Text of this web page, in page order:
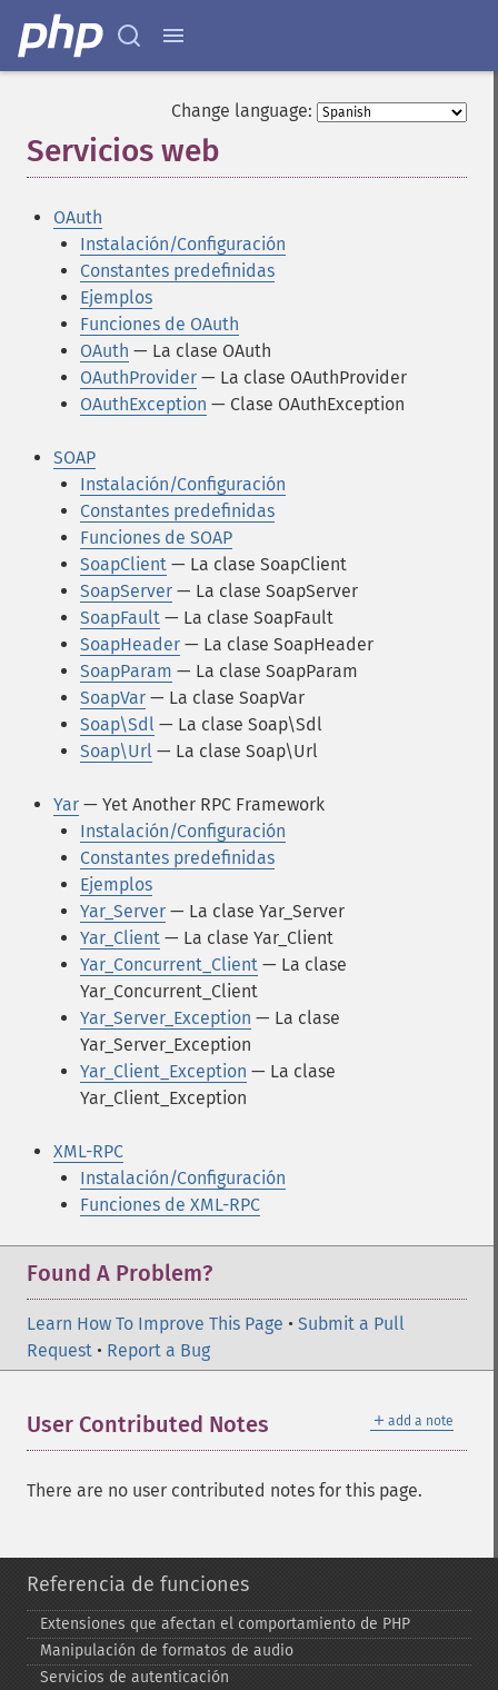
Change language:
Servicios web
OAuth
Instalación/Configuración
Constantes predefinidas
Ejemplos
Funciones de OAuth
OAuth — La clase OAuth
OAuthProvider — La clase OAuthProvider
OAuthException — Clase OAuthException
SOAP
Instalación/Configuración
Constantes predefinidas
Funciones de SOAP
SoapClient — La clase SoapClient
SoapServer — La clase SoapServer
SoapFault — La clase SoapFault
SoapHeader — La clase SoapHeader
SoapParam — La clase SoapParam
SoapVar — La clase SoapVar
Soap\Sdl — La clase Soap\Sdl
Soap\Url — La clase Soap\Url
Yar — Yet Another RPC Framework
Instalación/Configuración
Constantes predefinidas
Ejemplos
Yar_Server — La clase Yar_Server
Yar_Client — La clase Yar_Client
Yar_Concurrent_Client — La clase
Yar_Concurrent_Client
Yar_Server_Exception — La clase
Yar_Server_Exception
Yar_Client_Exception — La clase
Yar_Client_Exception
XML-RPC
Instalación/Configuración
Funciones de XML-RPC
Found A Problem?
Learn How To Improve This Page • Submit a Pull
Request • Report a Bug
＋ add a note
User Contributed Notes
There are no user contributed notes for this page.
Referencia de funciones
Extensiones que afectan el comportamiento de PHP
Manipulación de formatos de audio
Servicios de autenticación